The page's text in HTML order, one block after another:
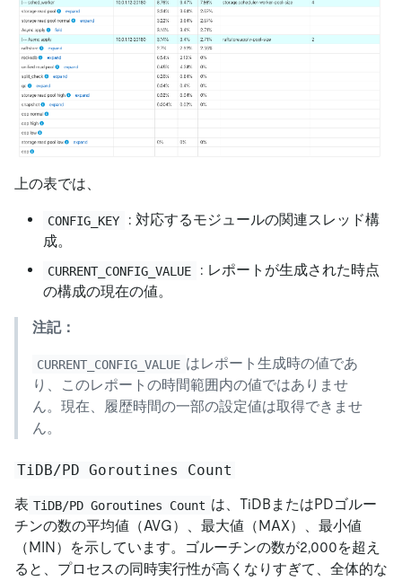
上の表では、
CONFIG_KEY
: 対応するモジュールの関連スレッド構
成。
CURRENT_CONFIG_VALUE
: レポートが生成された時点
の構成の現在の値。
注記：
CURRENT_CONFIG_VALUE はレポート生成時の値であ
り、このレポートの時間範囲内の値ではありませ
ん。現在、履歴時間の一部の設定値は取得できませ
ん。
TiDB/PD Goroutines Count
表 TiDB/PD Goroutines Count は、TiDBまたはPDゴルー
チンの数の平均値（AVG）、最大値（MAX）、最小値
（MIN）を示しています。ゴルーチンの数が2,000を超え
ると、プロセスの同時実行性が高くなりすぎて、全体的な